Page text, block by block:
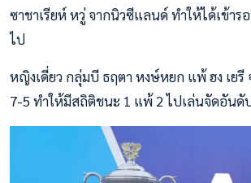
ซาชาเรียห์ หวู่ จากนิวซีแลนด์ ทำให้ได้เข้า
ไป
หญิงเดี่ยว กลุ่มบี ธฤตา หงษ์หยก แพ้ ฮง เยรี
7-5 ทำให้มีสถิติชนะ 1 แพ้ 2 ไปเล่นจัดอันดั